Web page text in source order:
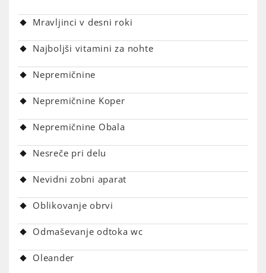
Mravljinci v desni roki
Najboljši vitamini za nohte
Nepremičnine
Nepremičnine Koper
Nepremičnine Obala
Nesreče pri delu
Nevidni zobni aparat
Oblikovanje obrvi
Odmaševanje odtoka wc
Oleander